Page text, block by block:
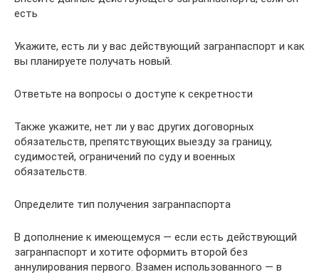
есть
Укажите, есть ли у вас действующий загранпаспорт и как
вы планируете получать новый.
Ответьте на вопросы о доступе к секретности
Также укажите, нет ли у вас других договорных
обязательств, препятствующих выезду за границу,
судимостей, ограничений по суду и военных
обязательств.
Определите тип получения загранпаспорта
В дополнение к имеющемуся — если есть действующий
загранпаспорт и хотите оформить второй без
аннулирования первого. Взамен использованного — в